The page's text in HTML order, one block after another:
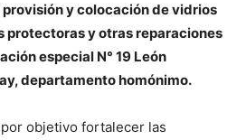
y colocación de vidrios
protectoras y otras reparaciones
especial N° 19 León
departamento homónimo.
objetivo fortalecer las